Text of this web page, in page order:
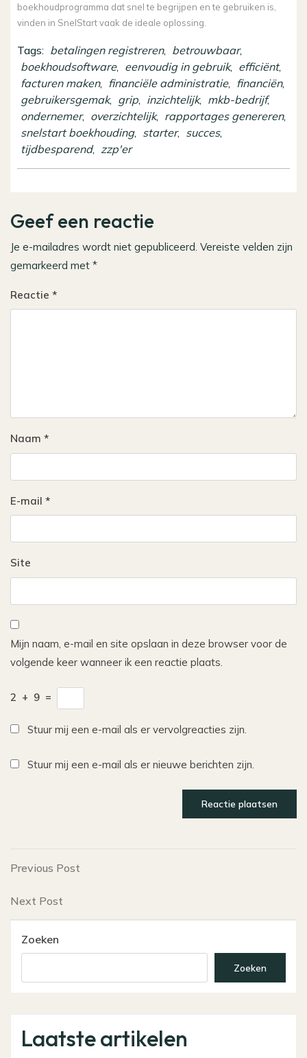
boekhoudprogramma dat snel te begrijpen en te gebruiken is,
vinden in SnelStart vaak de ideale oplossing.
Tags: betalingen registreren, betrouwbaar,
boekhoudsoftware, eenvoudig in gebruik, efficiënt,
facturen maken, financiële administratie, financiën,
gebruikersgemak, grip, inzichtelijk, mkb-bedrijf,
ondernemer, overzichtelijk, rapportages genereren,
snelstart boekhouding, starter, succes,
tijdbesparend, zzp'er
Geef een reactie
Je e-mailadres wordt niet gepubliceerd. Vereiste velden zijn
gemarkeerd met *
Reactie *
Naam *
E-mail *
Site
Mijn naam, e-mail en site opslaan in deze browser voor de
volgende keer wanneer ik een reactie plaats.
2 + 9 =
Stuur mij een e-mail als er vervolgreacties zijn.
Stuur mij een e-mail als er nieuwe berichten zijn.
Bericht
navigatie
Previous
Previous Post
Next
Next Post
Zoeken
Zoeken
Laatste artikelen